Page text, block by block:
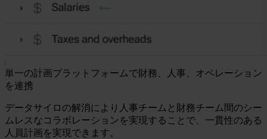
単一の計画プラットフォームで財務、人事、オペレーション
を連携
データサイロの解消により人事チームと財務チーム間のシー
ムレスなコラボレーションを実現することで、一貫性のある
人員計画を実現できます。